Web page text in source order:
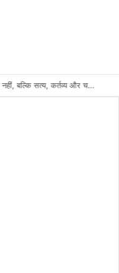
भारतीय शिक्षण पद्धति में धर्म का अर्थ संप्रदाय नहीं, बल्कि सत्य, कर्तव्य और चरित्र निर्माण है: विजय प्रकाश